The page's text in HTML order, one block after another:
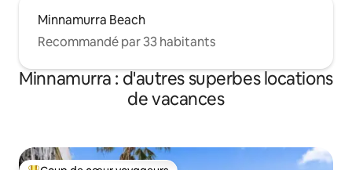
Minnamurra Beach
Recommandé par 33 habitants
Minnamurra : d'autres superbes locations
de vacances